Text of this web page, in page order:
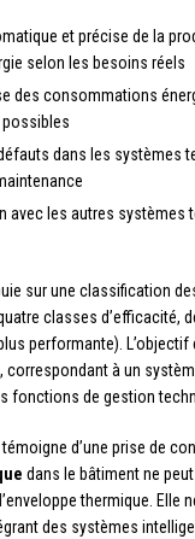
et précise de la
selon les besoins réels
des consommations
dans les systèmes
avec les autres systèmes
sur une classification
classes d’efficacité,
performante). L’objectif
, correspondant à un
fonctions de gestion
d’une prise de
dans le bâtiment ne
thermique. Elle
des systèmes